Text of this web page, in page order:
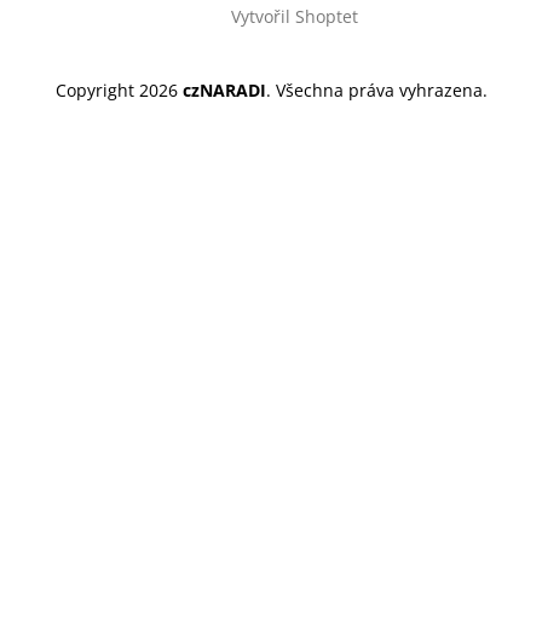
Vytvořil Shoptet
Copyright 2026 czNARADI. Všechna práva vyhrazena.